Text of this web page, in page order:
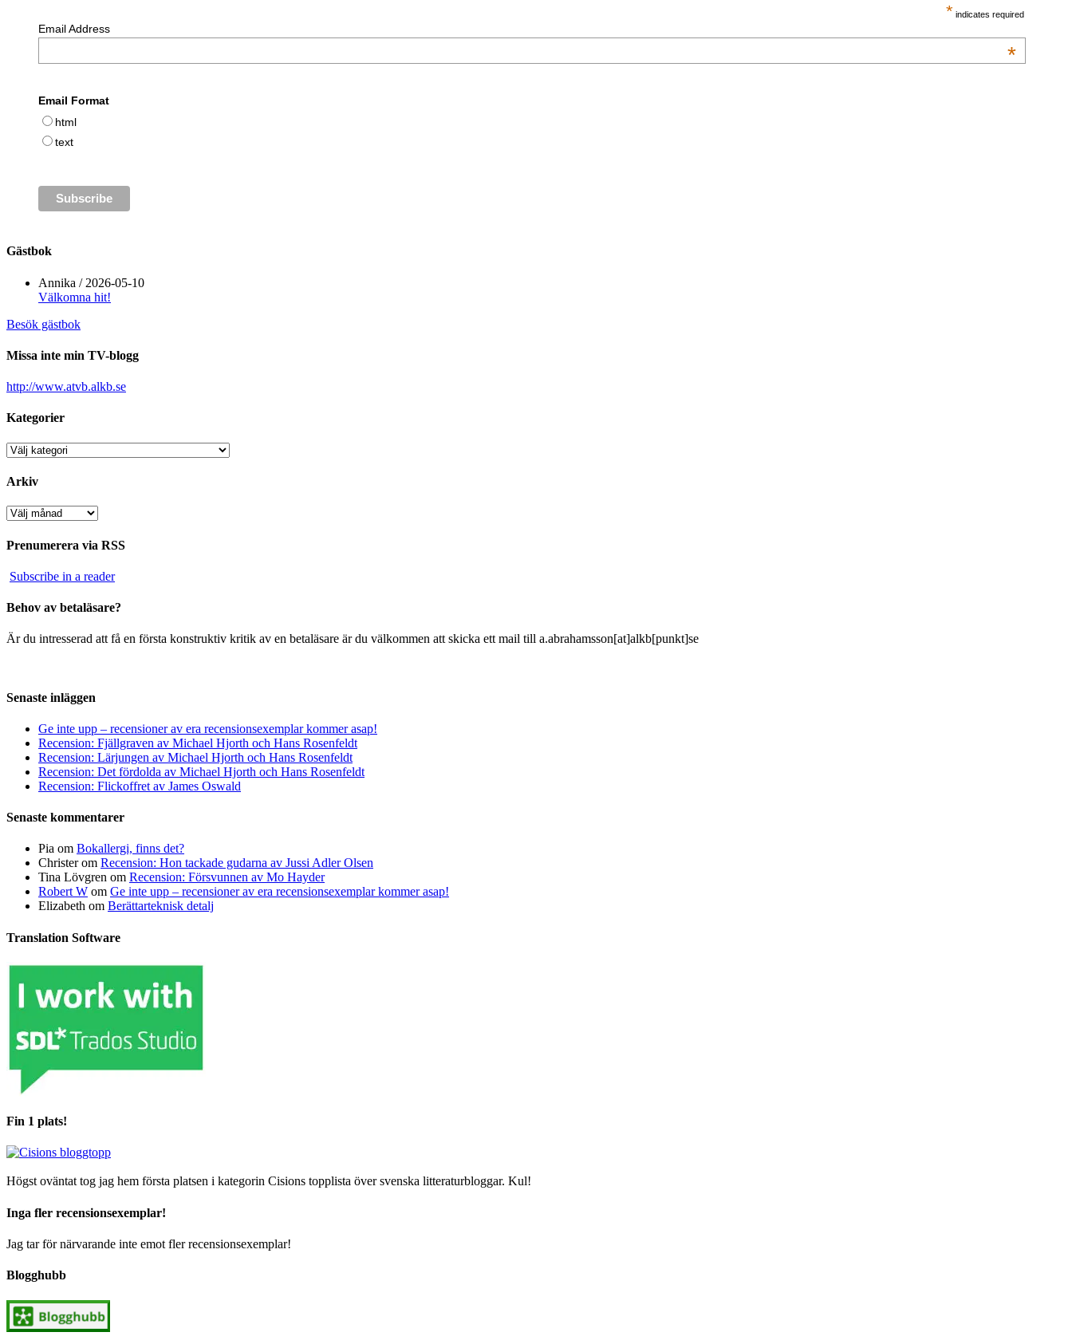
* indicates required
Email Address
*
Email Format
html
text
Gästbok
Annika / 2026-05-10
Välkomna hit!
Besök gästbok
Missa inte min TV-blogg
http://www.atvb.alkb.se
Kategorier
Kategorier
Arkiv
Arkiv
Prenumerera via RSS
Subscribe in a reader
Behov av betaläsare?
Är du intresserad att få en första konstruktiv kritik av en betaläsare är du välkommen att skicka ett mail till a.abrahamsson[at]alkb[punkt]se
Senaste inläggen
Ge inte upp – recensioner av era recensionsexemplar kommer asap!
Recension: Fjällgraven av Michael Hjorth och Hans Rosenfeldt
Recension: Lärjungen av Michael Hjorth och Hans Rosenfeldt
Recension: Det fördolda av Michael Hjorth och Hans Rosenfeldt
Recension: Flickoffret av James Oswald
Senaste kommentarer
Pia om Bokallergi, finns det?
Christerom Recension: Hon tackade gudarna av Jussi Adler Olsen
Tina Lövgren om Recension: Försvunnen av Mo Hayder
Robert W om Ge inte upp – recensioner av era recensionsexemplar kommer asap!
Elizabeth om Berättarteknisk detalj
Translation Software
Fin 1 plats!
Högst oväntat tog jag hem första platsen i kategorin Cisions topplista över svenska litteraturbloggar. Kul!
Inga fler recensionsexemplar!
Jag tar för närvarande inte emot fler recensionsexemplar!
Blogghubb